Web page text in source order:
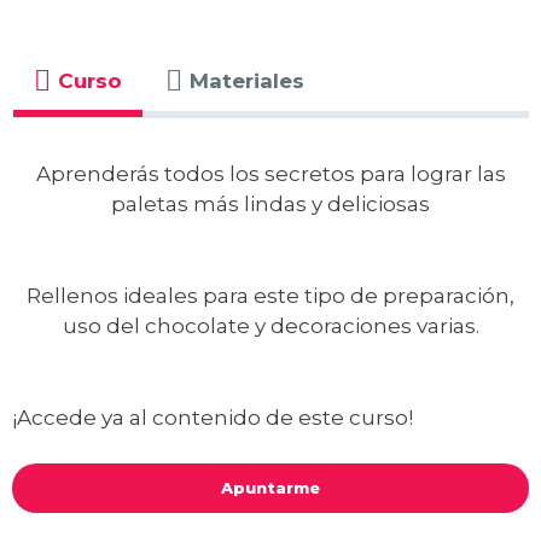
Curso Materiales
Aprenderás todos los secretos para lograr las
paletas más lindas y deliciosas
Rellenos ideales para este tipo de preparación,
uso del chocolate y decoraciones varias.
¡Accede ya al contenido de este curso!
Apuntarme